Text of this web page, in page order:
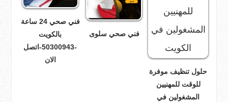
حلول تنظيف موفرة
للوقت للمهنيين
المشغولين في
فني صحي سلوى
فني صحي 24 ساعة
بالكويت
-50300943-اتصل
الان